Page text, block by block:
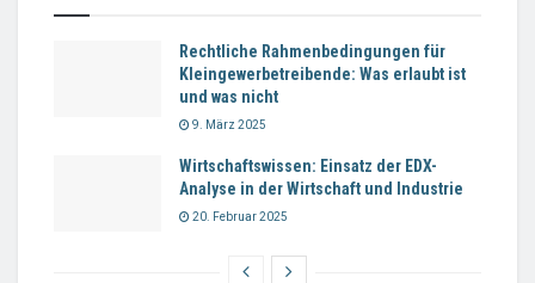
Rechtliche Rahmenbedingungen für
Kleingewerbetreibende: Was erlaubt ist
und was nicht
9. März 2025
Wirtschaftswissen: Einsatz der EDX-
Analyse in der Wirtschaft und Industrie
20. Februar 2025